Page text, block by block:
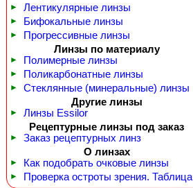
► Лентикулярные линзы
► Бифокальные линзы
►
Прогрессивные линзы
Линзы по материалу
► Полимерные линзы
► Поликарбонатные линзы
►
Стеклянные (минеральные) линзы
Другие линзы
►
Линзы Essilor
Рецептурные линзы под заказ
►
Заказ рецептурных линз
О линзах
► Как подобрать очковые линзы
► Проверка остроты зрения. Таблица